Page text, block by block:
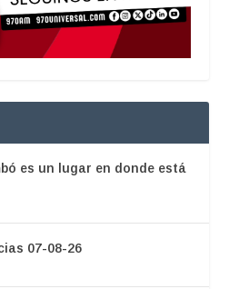
es un lugar en donde está
07-08-26